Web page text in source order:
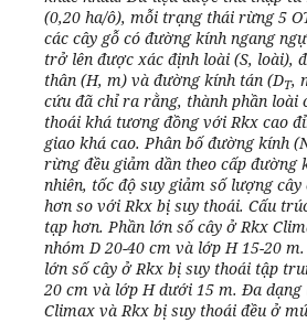
(0,20 ha/ô), mỗi trạng thái rừng 5
các cây gỗ có đường kính ngang
trở lên được xác định loài (S, loài),
thân (H, m) và đường kính tán (DT,
cứu đã chỉ ra rằng, thành phần loài
thoái khá tương đồng với Rkx cao
giao khá cao. Phân bố đường kính
rừng đều giảm dần theo cấp đường
nhiên, tốc độ suy giảm số lượng
hơn so với Rkx bị suy thoái. Cấu
tạp hơn. Phần lớn số cây ở Rkx
nhóm D 20-40 cm và lớp H 15-20
lớn số cây ở Rkx bị suy thoái tập
20 cm và lớp H dưới 15 m. Đa dạng
Climax và Rkx bị suy thoái đều ở